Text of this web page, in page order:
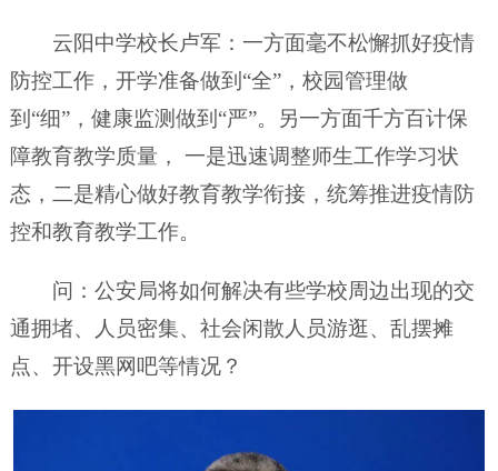
云阳中学校长卢军：一方面毫不松懈抓好疫情
防控工作，开学准备做到“全”，校园管理做
到“细”，健康监测做到“严”。另一方面千方百计保
障教育教学质量， 一是迅速调整师生工作学习状
态，二是精心做好教育教学衔接，统筹推进疫情防
控和教育教学工作。
问：公安局将如何解决有些学校周边出现的交
通拥堵、人员密集、社会闲散人员游逛、乱摆摊
点、开设黑网吧等情况？